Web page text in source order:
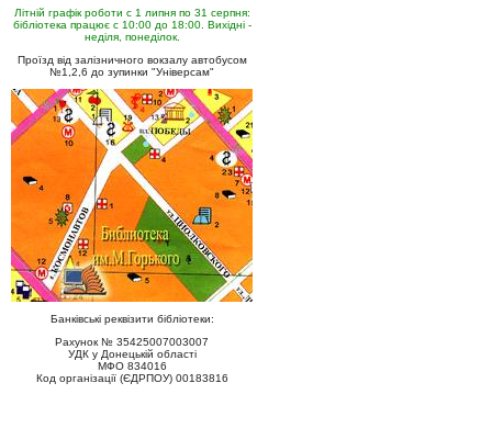
Літній графік роботи с 1 липня по 31 серпня:
бібліотека працює с 10:00 до 18:00. Вихідні -
неділя, понеділок.
Проїзд від залізничного вокзалу автобусом
№1,2,6 до зупинки "Універсам"
Банківські реквізити бібліотеки:
Рахунок № 35425007003007
УДК у Донецькій області
МФО 834016
Код організації (ЄДРПОУ) 00183816